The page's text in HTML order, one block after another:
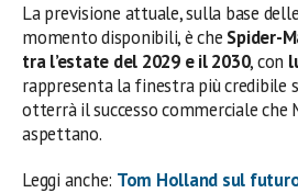
La previsione attuale, sulla base
momento disponibili, è che Spider-
tra l’estate del 2029 e il 2030, con
rappresenta la finestra più credibile
otterrà il successo commerciale che
aspettano.
Leggi anche: Tom Holland sul